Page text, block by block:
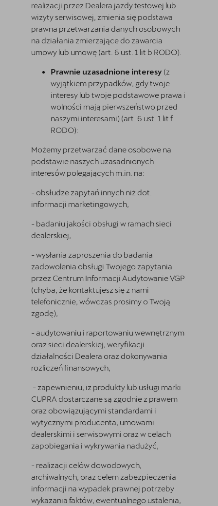
Facebook Instagram
realizacji przez Dealera jazdy testowej lub
wizyty serwisowej, zmienia się podstawa
prawna przetwarzania danych osobowych
na działania zmierzające do zawarcia
umowy lub umowę (art. 6 ust. 1 lit b RODO).
Prawnie uzasadnione interesy (z
wyjątkiem przypadków, gdy twoje
interesy lub twoje podstawowe prawa i
wolności mają pierwszeństwo przed
naszymi interesami) (art. 6 ust. 1 lit f
RODO):
Możemy przetwarzać dane osobowe na
podstawie naszych uzasadnionych
interesów polegających m.in. na:
- obsłudze zapytań innych niż dot.
informacji marketingowych,
- badaniu jakości obsługi w ramach sieci
dealerskiej,
- wysłania zaproszenia do badania
zadowolenia obsługi Twojego zapytania
przez Centrum Informacji Audytowanie VGP
(chyba, że kontaktujesz się z nami
telefonicznie, wówczas prosimy o Twoją
zgodę),
- audytowaniu i raportowaniu wewnętrznym
oraz sieci dealerskiej, weryfikacji
działalności Dealera oraz dokonywania
rozliczeń finansowych,
- zapewnieniu, iż produkty lub usługi marki
CUPRA dostarczane są zgodnie z prawem
oraz obowiązującymi standardami i
wytycznymi producenta, umowami
dealerskimi i serwisowymi oraz w celach
zapobiegania i wykrywania nadużyć,
- realizacji celów dowodowych,
archiwalnych, oraz celem zabezpieczenia
informacji na wypadek prawnej potrzeby
wykazania faktów, ewentualnego ustalenia,